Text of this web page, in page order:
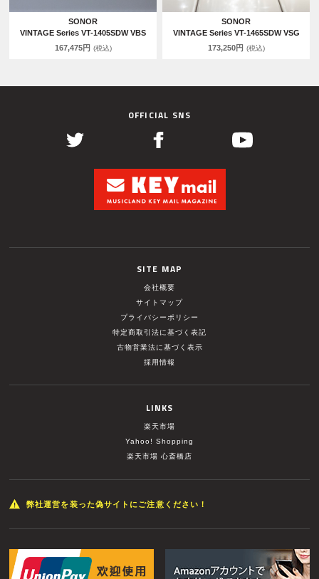
SONOR
VINTAGE Series VT-1405SDW VBS
167,475円 (税込)
SONOR
VINTAGE Series VT-1465SDW VSG
173,250円 (税込)
OFFICIAL SNS
SITE MAP
会社概要
サイトマップ
プライバシーポリシー
特定商取引法に基づく表記
古物営業法に基づく表示
採用情報
LINKS
楽天市場
Yahoo! Shopping
楽天市場 心斎橋店
弊社運営を装った偽サイトにご注意ください！